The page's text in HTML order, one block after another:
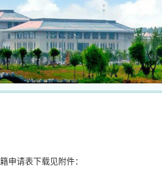
申请表下载见附件：